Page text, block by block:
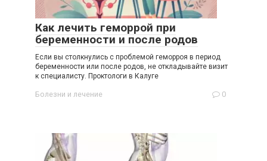
Как лечить геморрой при
беременности и после родов
Если вы столкнулись с проблемой геморроя в период
беременности или после родов, не откладывайте визит
к специалисту. Проктологи в Калуге
Болезни и лечение 0